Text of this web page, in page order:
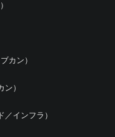
カン）
）
／インフラ）